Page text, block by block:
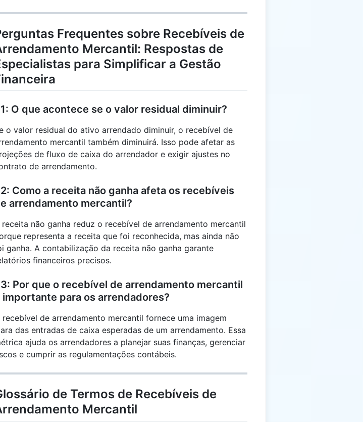
Frequentes sobre Recebíveis de
Mercantil: Respostas de
para Simplificar a Gestão
O que acontece se o valor residual diminuir?
o valor residual do ativo arrendado diminuir, o recebível de
mercantil também diminuirá. Isso pode afetar as
de fluxo de caixa do arrendador e exigir ajustes no
de arrendamento.
Como a receita não ganha afeta os recebíveis
arrendamento mercantil?
receita não ganha reduz o recebível de arrendamento mercantil
representa a receita que foi reconhecida, mas ainda não
ganha. A contabilização da receita não ganha garante
financeiros precisos.
Por que o recebível de arrendamento mercantil
importante para os arrendadores?
recebível de arrendamento mercantil fornece uma imagem
das entradas de caixa esperadas de um arrendamento. Essa
ajuda os arrendadores a planejar suas finanças, gerenciar
e cumprir as regulamentações contábeis.
de Termos de Recebíveis de
Mercantil